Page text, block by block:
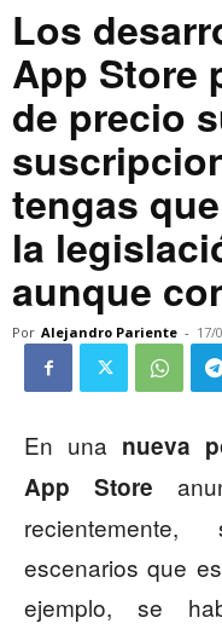
Los
App Store
de precio
tengas
la
aunque
Por Alejandro Pariente - 17/
En una nueva
App Store
escenarios que
ejemplo, se